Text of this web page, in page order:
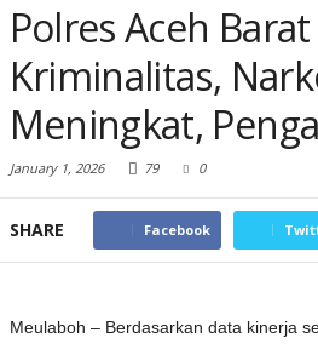
Polres Aceh
Kriminalitas,
Meningkat,
January 1, 2026 79 0
SHARE Facebook
Meulaboh – Berdasarkan data kinerja